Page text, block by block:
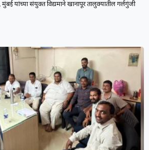
यांच्या संयुक्त विद्यमाने खानापूर तालुक्यातील गर्लगुंजी